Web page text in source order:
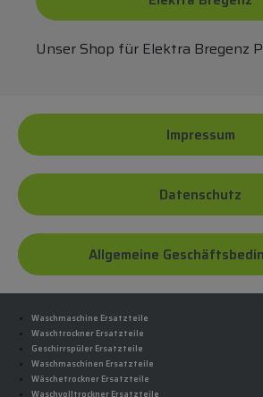
Unser Shop für Elektra Bregenz
Impressum
Datenschutz
Allgemeine
Waschmaschine Ersatzteile
Waschtrockner Ersatzteile
Geschirrspüler Ersatzteile
Waschmaschinen Ersatzteile
Wäschetrockner Ersatzteile